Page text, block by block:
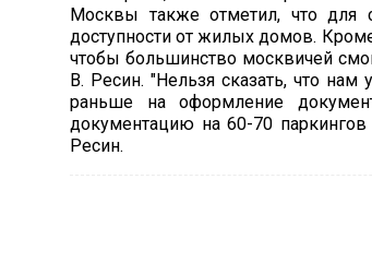
Москвы также отметил, что для
доступности от жилых домов.
чтобы большинство москвичей
В. Ресин. "Нельзя сказать, что
раньше на оформление
документацию на 60-70
Ресин.